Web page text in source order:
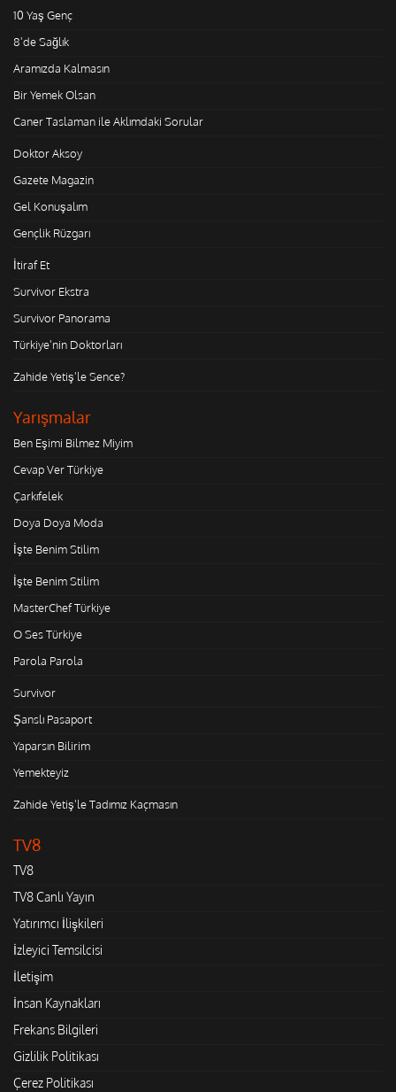
10 Yaş Genç
8'de Sağlık
Aramızda Kalmasın
Bir Yemek Olsan
Caner Taslaman ile Aklımdaki Sorular
Doktor Aksoy
Gazete Magazin
Gel Konuşalım
Gençlik Rüzgarı
İtiraf Et
Survivor Ekstra
Survivor Panorama
Türkiye'nin Doktorları
Zahide Yetiş'le Sence?
Yarışmalar
Ben Eşimi Bilmez Miyim
Cevap Ver Türkiye
Çarkıfelek
Doya Doya Moda
İşte Benim Stilim
İşte Benim Stilim
MasterChef Türkiye
O Ses Türkiye
Parola Parola
Survivor
Şanslı Pasaport
Yaparsın Bilirim
Yemekteyiz
Zahide Yetiş'le Tadımız Kaçmasın
TV8
TV8
TV8 Canlı Yayın
Yatırımcı İlişkileri
İzleyici Temsilcisi
İletişim
İnsan Kaynakları
Frekans Bilgileri
Gizlilik Politikası
Çerez Politikası